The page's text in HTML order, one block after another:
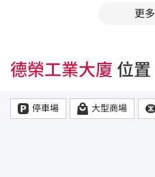
更多
德榮工業大廈 位置
停車場 大型商場